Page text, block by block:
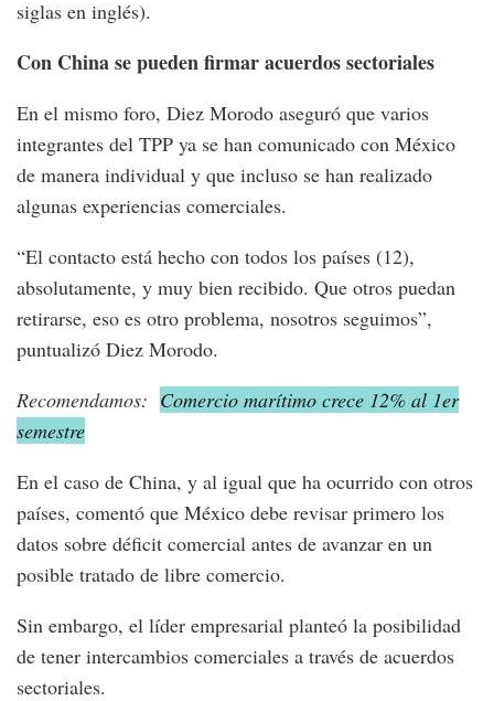
siglas en inglés).
Con China se pueden firmar acuerdos sectoriales
En el mismo foro, Diez Morodo aseguró que varios
integrantes del TPP ya se han comunicado con México
de manera individual y que incluso se han realizado
algunas experiencias comerciales.
“El contacto está hecho con todos los países (12),
absolutamente, y muy bien recibido. Que otros puedan
retirarse, eso es otro problema, nosotros seguimos”,
puntualizó Diez Morodo.
Recomendamos: Comercio marítimo crece 12% al 1er
semestre
En el caso de China, y al igual que ha ocurrido con otros
países, comentó que México debe revisar primero los
datos sobre déficit comercial antes de avanzar en un
posible tratado de libre comercio.
Sin embargo, el líder empresarial planteó la posibilidad
de tener intercambios comerciales a través de acuerdos
sectoriales.